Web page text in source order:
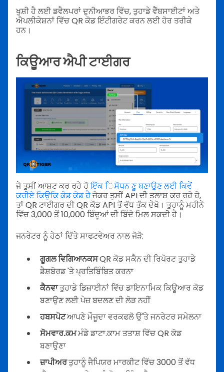
ਖੁਸ਼ੀ ਹੈ ਲਈ ਡਵੈਲਪਰਾਂ ਦੁਨੀਆਭਰ ਵਿੱਚ, ਤੁਹਾਡੇ ਵੈੱਬਸਾਈਟਾਂ ਅਤੇ
ਐਪਲੀਕੇਸ਼ਨਾਂ ਵਿੱਚ QR ਕੋਡ ਇੰਟੀਗਰੇਟ ਕਰਨ ਲਈ ਹੋਰ ਤਰੀਕੇ
ਹਨ।
ਕਿਊਆਰ ਐਪੀ ਟਾਈਗਰ
ਜੇ ਤੁਸੀਂ ਆਸ਼ਟ ਕਰ ਰਹੇ ਹੋਇੱਕ ਿਸੋਧਨ ਣੂ ਬਣਾਉਣ ਲਈ ਕਿਵੇਂ
ਕਰੀਏ ਕਿਉਕਿ ਕੋਡ ਕੋਡ ਹੈਜੇਕਰ ਤੁਸੀਂ API ਦੀ ਤਲਾਸ਼ ਕਰ ਰਹੇ ਹੋ,
ਤਾਂ QR ਟਾਈਗਰ ਦੀ QR ਕੋਡ API ਤੋਂ ਵੱਧ ਤੱਕ ਦੇਖੋ। ਤੁਹਾਨੂੰ ਮਹੀਨੇ
ਵਿੱਚ 3,000 ਤੋਂ 10,000 ਬਿੰਦੂਆਂ ਦੀ ਬਿੰਦੇ ਮਿਲ ਸਕਦੀ ਹੈ।
ਜਨਰੇਟਰ ਨੂੰ ਹੇਠਾਂ ਦਿੱਤੇ ਸਾਫਟਵੇਅਰ ਨਾਲ ਜੋੜੋ:
ਗੂਗਲ ਵਿਗਿਆਨਕਸQR ਕੋਡ ਸਕੈਨ ਦੀ ਰਿਪੋਰਟ ਤੁਹਾਡੇ
ਡੈਸ਼ਬੋਰਡ 'ਤੇ ਪ੍ਰਤਿਬਿੰਬਿਤ ਕਰਨਾ
ਕੈਨਵਾਤੁਹਾਡੇ ਡਿਜ਼ਾਈਨਾਂ ਵਿੱਚ ਡਾਇਨਾਮਿਕ ਕਿਊਆਰ ਕੋਡ
ਬਣਾਉਣ ਲਈ ਪੇਜ਼ ਬਦਲਣ ਦੀ ਲੋੜ ਨਹੀਂ
ਹਬਸਪੋਟਆਪਣੇ ਮੌਜੂਦਾ ਵਰਕਫਲੋ ਉੱਤੇ ਜਨਰੇਟਰ ਸਮੇਲਨਾ
ਸੋਮਵਾਰ.ਕਮਮੰਡੇ ਡਾਟਾ.ਕਾਮ ਤਤਾਸ਼ ਵਿੱਚ QR ਕੋਡ
ਬਣਾਉਣਾ
ਜ਼ਾਪੀਅਰਤੁਹਾਨੂੰ ਜੈਪਿਯਰ ਮਾਰਕੀਟ ਵਿੱਚ 3000 ਤੋਂ ਵੱਧ